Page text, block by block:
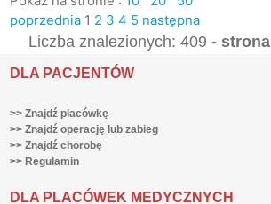
poprzednia 1 2 3 4 5 następna
Liczba znalezionych: 409 - strona
DLA PACJENTÓW
>> Znajdź placówkę
>> Znajdź operację lub zabieg
>> Znajdź chorobę
>> Regulamin
DLA PLACÓWEK MEDYCZNYCH